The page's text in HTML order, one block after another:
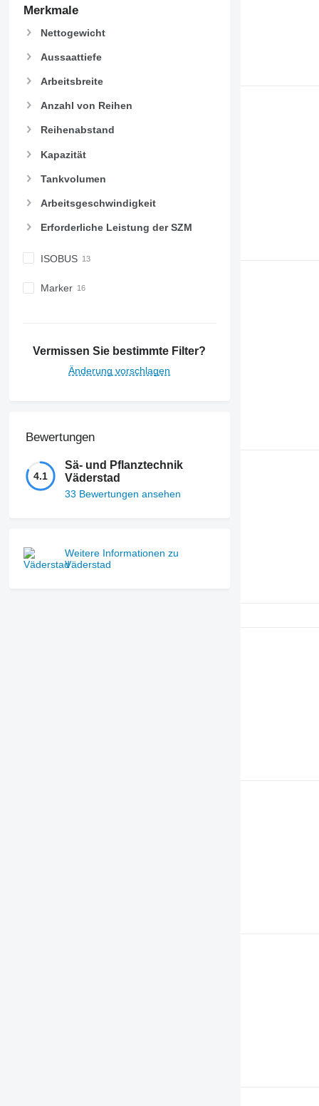
Merkmale
Nettogewicht
Aussaattiefe
Arbeitsbreite
Anzahl von Reihen
Reihenabstand
Kapazität
Tankvolumen
Arbeitsgeschwindigkeit
Erforderliche Leistung der SZM
ISOBUS
Marker
Vermissen Sie bestimmte Filter?
Änderung vorschlagen
Bewertungen
4.1
Sä- und Pflanztechnik
Väderstad
33 Bewertungen ansehen
Weitere Informationen zu
Väderstad